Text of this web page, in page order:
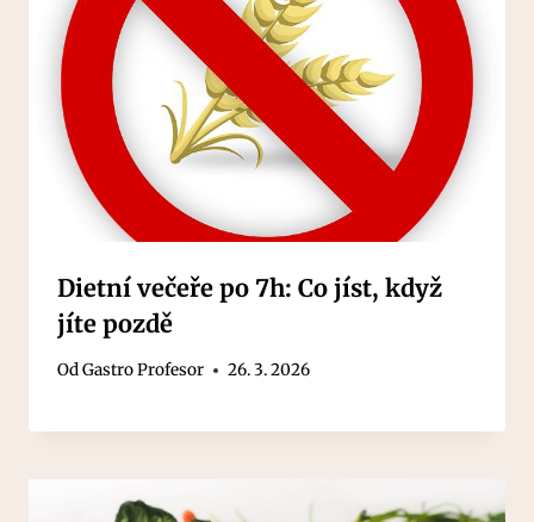
Dietní večeře po 7h: Co jíst, když
jíte pozdě
OdGastro Profesor 26. 3. 2026